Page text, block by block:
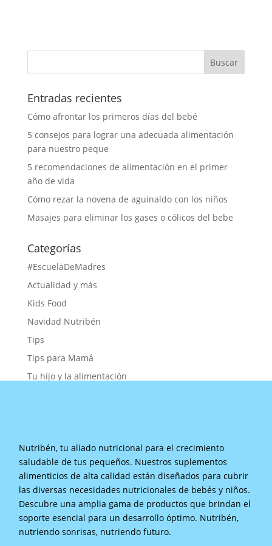
Entradas recientes
Cómo afrontar los primeros días del bebé
5 consejos para lograr una adecuada alimentación
para nuestro peque
5 recomendaciones de alimentación en el primer
año de vida
Cómo rezar la novena de aguinaldo con los niños
Masajes para eliminar los gases o cólicos del bebe
Categorías
#EscuelaDeMadres
Actualidad y más
Kids Food
Navidad Nutribén
Tips
Tips para Mamá
Tu hijo y la alimentación
Nutribén, tu aliado nutricional para el crecimiento
saludable de tus pequeños. Nuestros suplementos
alimenticios de alta calidad están diseñados para cubrir
las diversas necesidades nutricionales de bebés y niños.
Descubre una amplia gama de productos que brindan el
soporte esencial para un desarrollo óptimo. Nutribén,
nutriendo sonrisas, nutriendo futuro.